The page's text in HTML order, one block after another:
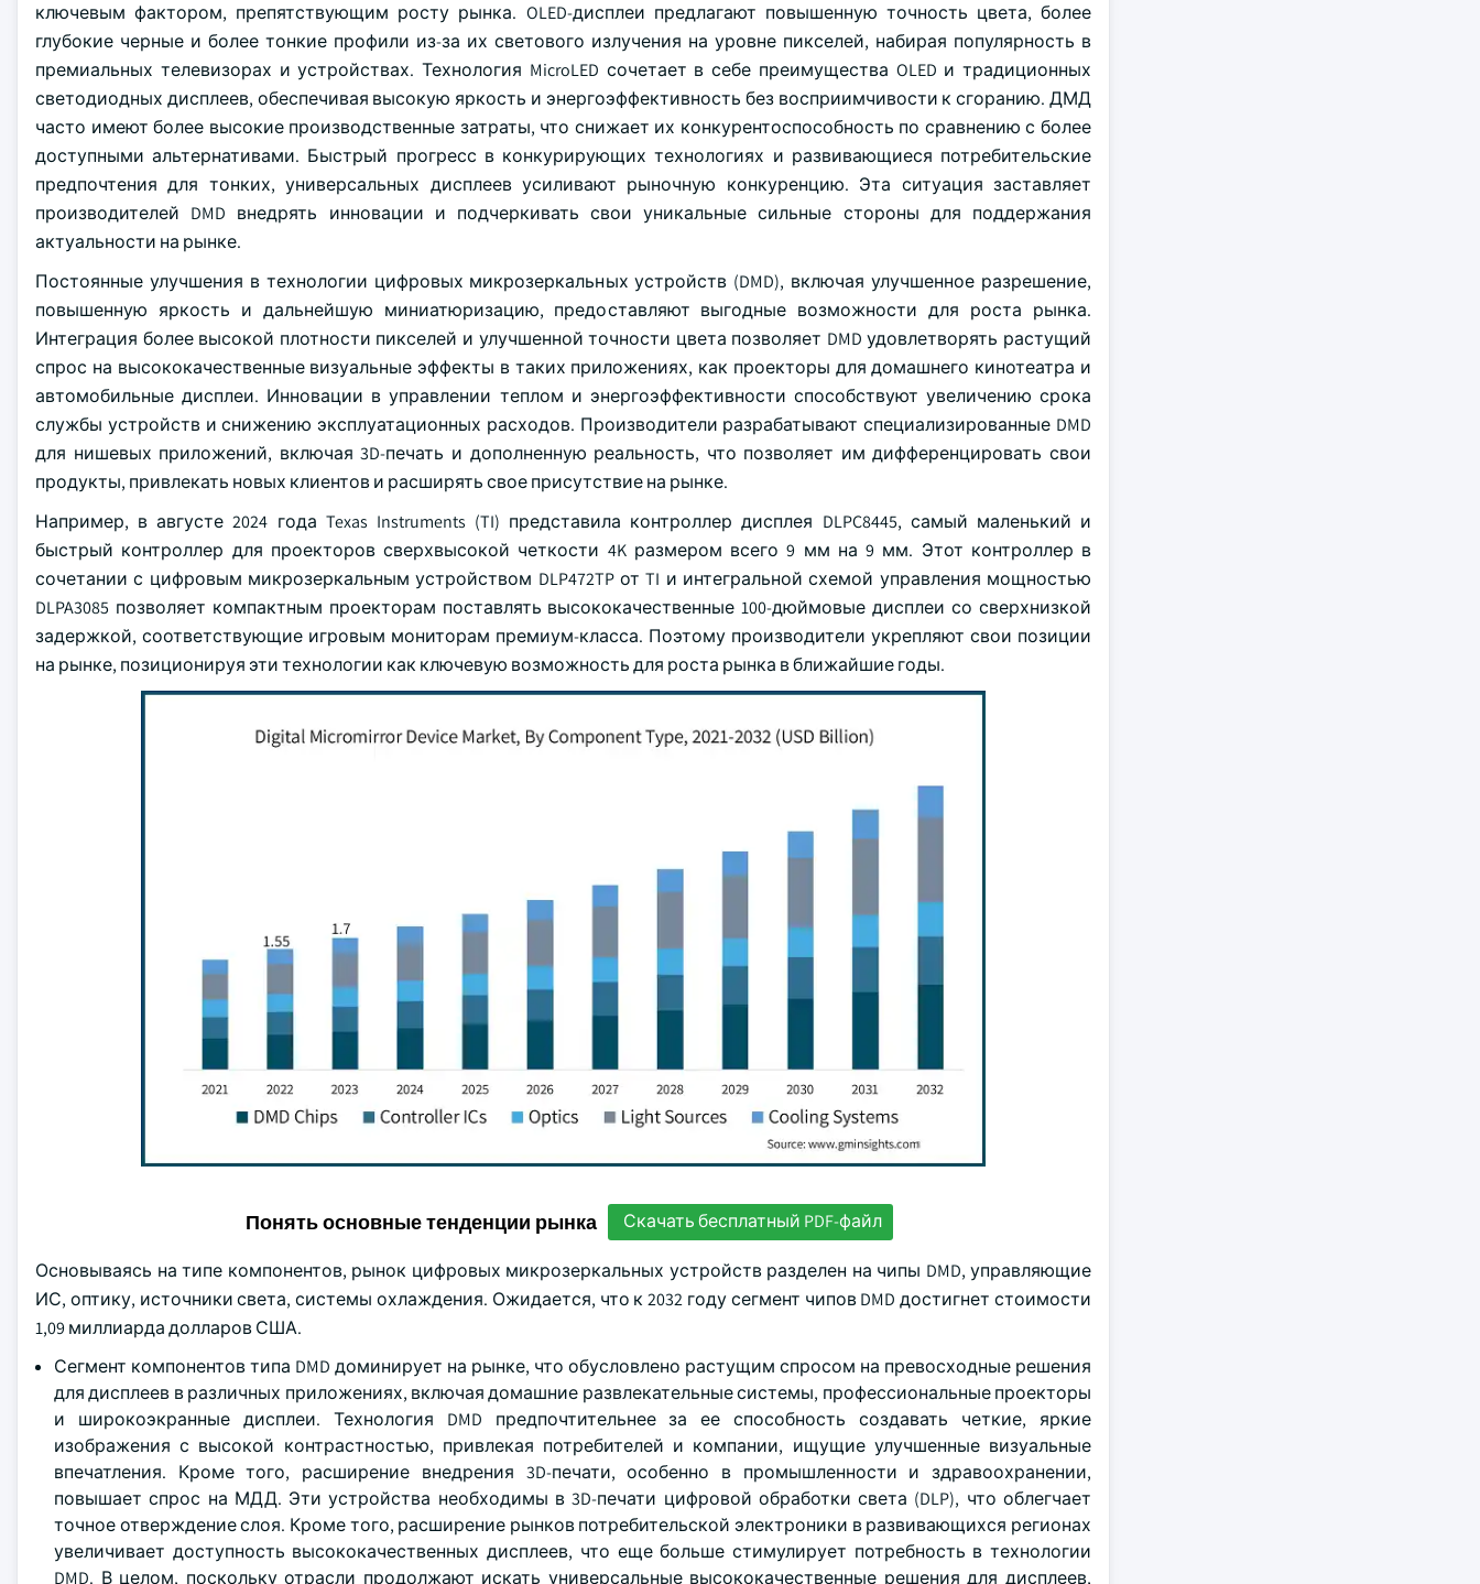
ключевым фактором, препятствующим росту рынка. OLED-дисплеи предлагают повышенную точность цвета, более
глубокие черные и более тонкие профили из-за их светового излучения на уровне пикселей, набирая популярность в
премиальных телевизорах и устройствах. Технология MicroLED сочетает в себе преимущества OLED и традиционных
светодиодных дисплеев, обеспечивая высокую яркость и энергоэффективность без восприимчивости к сгоранию. ДМД
часто имеют более высокие производственные затраты, что снижает их конкурентоспособность по сравнению с более
доступными альтернативами. Быстрый прогресс в конкурирующих технологиях и развивающиеся потребительские
предпочтения для тонких, универсальных дисплеев усиливают рыночную конкуренцию. Эта ситуация заставляет
производителей DMD внедрять инновации и подчеркивать свои уникальные сильные стороны для поддержания
актуальности на рынке.
Постоянные улучшения в технологии цифровых микрозеркальных устройств (DMD), включая улучшенное разрешение,
повышенную яркость и дальнейшую миниатюризацию, предоставляют выгодные возможности для роста рынка.
Интеграция более высокой плотности пикселей и улучшенной точности цвета позволяет DMD удовлетворять растущий
спрос на высококачественные визуальные эффекты в таких приложениях, как проекторы для домашнего кинотеатра и
автомобильные дисплеи. Инновации в управлении теплом и энергоэффективности способствуют увеличению срока
службы устройств и снижению эксплуатационных расходов. Производители разрабатывают специализированные DMD
для нишевых приложений, включая 3D-печать и дополненную реальность, что позволяет им дифференцировать свои
продукты, привлекать новых клиентов и расширять свое присутствие на рынке.
Например, в августе 2024 года Texas Instruments (TI) представила контроллер дисплея DLPC8445, самый маленький и
быстрый контроллер для проекторов сверхвысокой четкости 4K размером всего 9 мм на 9 мм. Этот контроллер в
сочетании с цифровым микрозеркальным устройством DLP472TP от TI и интегральной схемой управления мощностью
DLPA3085 позволяет компактным проекторам поставлять высококачественные 100-дюймовые дисплеи со сверхнизкой
задержкой, соответствующие игровым мониторам премиум-класса. Поэтому производители укрепляют свои позиции
на рынке, позиционируя эти технологии как ключевую возможность для роста рынка в ближайшие годы.
Понять основные тенденции рынка Скачать бесплатный PDF-файл
Основываясь на типе компонентов, рынок цифровых микрозеркальных устройств разделен на чипы DMD, управляющие
ИС, оптику, источники света, системы охлаждения. Ожидается, что к 2032 году сегмент чипов DMD достигнет стоимости
1,09 миллиарда долларов США.
Сегмент компонентов типа DMD доминирует на рынке, что обусловлено растущим спросом на превосходные решения
для дисплеев в различных приложениях, включая домашние развлекательные системы, профессиональные проекторы
и широкоэкранные дисплеи. Технология DMD предпочтительнее за ее способность создавать четкие, яркие
изображения с высокой контрастностью, привлекая потребителей и компании, ищущие улучшенные визуальные
впечатления. Кроме того, расширение внедрения 3D-печати, особенно в промышленности и здравоохранении,
повышает спрос на МДД. Эти устройства необходимы в 3D-печати цифровой обработки света (DLP), что облегчает
точное отверждение слоя. Кроме того, расширение рынков потребительской электроники в развивающихся регионах
увеличивает доступность высококачественных дисплеев, что еще больше стимулирует потребность в технологии
DMD. В целом, поскольку отрасли продолжают искать универсальные высококачественные решения для дисплеев,